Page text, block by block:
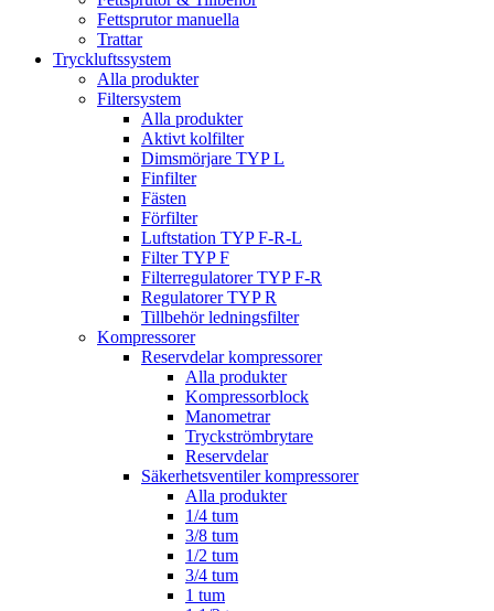
Fettsprutor manuella
Trattar
Tryckluftssystem
Alla produkter
Filtersystem
Alla produkter
Aktivt kolfilter
Dimsmörjare TYP L
Finfilter
Fästen
Förfilter
Luftstation TYP F-R-L
Filter TYP F
Filterregulatorer TYP F-R
Regulatorer TYP R
Tillbehör ledningsfilter
Kompressorer
Reservdelar kompressorer
Alla produkter
Kompressorblock
Manometrar
Tryckströmbrytare
Reservdelar
Säkerhetsventiler kompressorer
Alla produkter
1/4 tum
3/8 tum
1/2 tum
3/4 tum
1 tum